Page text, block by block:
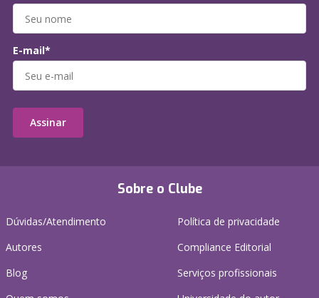
Sobre o Clube
Dúvidas/Atendimento
Autores
Blog
Política de privacidade
Compliance Editorial
Serviços profissionais
E-mail*
Assinar